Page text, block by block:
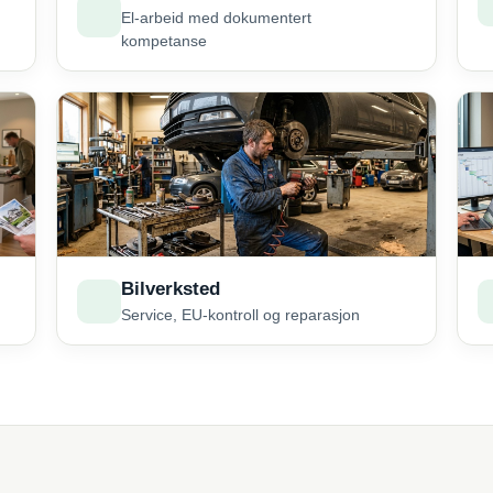
El-arbeid med dokumentert
kompetanse
Bilverksted
Service, EU-kontroll og reparasjon